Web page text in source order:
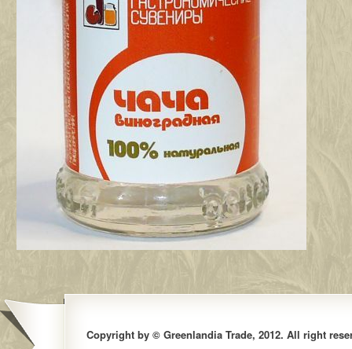
Copyright by © Greenlandia Trade, 2012. All right